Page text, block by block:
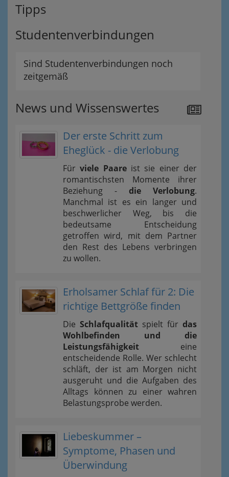
Tipps
Studentenverbindungen
Sind Studentenverbindungen noch
zeitgemäß
News und Wissenswertes
Der erste Schritt zum
Eheglück - die Verlobung
Fürviele Paareist sie einer der
romantischsten Momente ihrer
Beziehung - die Verlobung.
Manchmal ist es ein langer und
beschwerlicher Weg, bis die
bedeutsame Entscheidung
getroffen wird, mit dem Partner
den Rest des Lebens verbringen
zu wollen.
Erholsamer Schlaf für 2: Die
richtige Bettgröße finden
Die Schlafqualität spielt für das
Wohlbefinden und die
Leistungsfähigkeit eine
entscheidende Rolle. Wer schlecht
schläft, der ist am Morgen nicht
ausgeruht und die Aufgaben des
Alltags können zu einer wahren
Belastungsprobe werden.
Liebeskummer –
Symptome, Phasen und
Überwindung